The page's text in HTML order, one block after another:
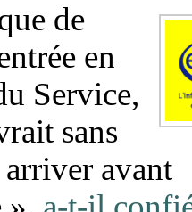
de
en
Service,
sans
avant